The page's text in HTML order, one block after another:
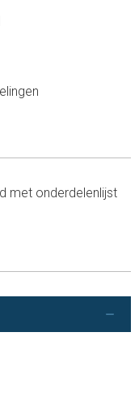
met onderdelenlijst